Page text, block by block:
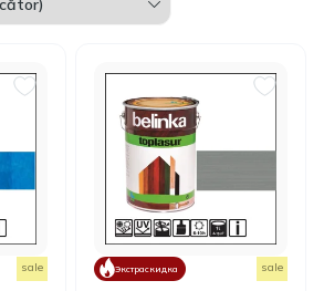
sale Экстраскидка sale